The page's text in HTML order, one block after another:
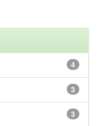
4
3
3